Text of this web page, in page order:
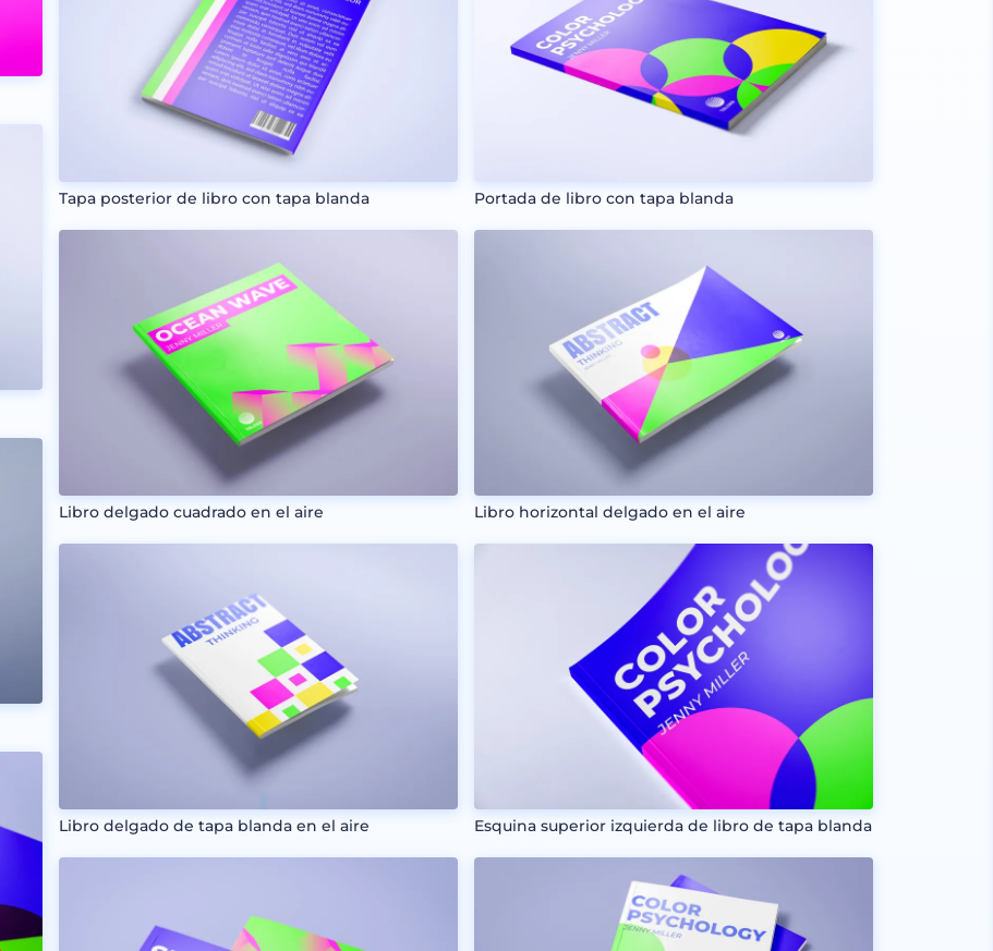
Tapa posterior de libro con tapa blanda
Libro delgado cuadrado en el aire
Libro delgado de tapa blanda en el aire
Portada de libro con tapa blanda
Libro horizontal delgado en el aire
Esquina superior izquierda de libro de tapa blanda